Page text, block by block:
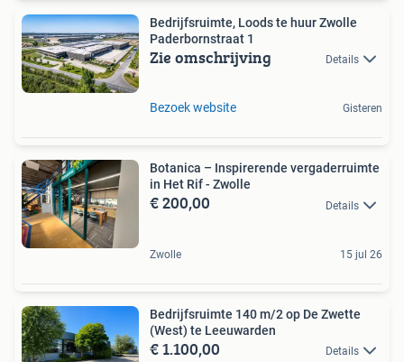
Bedrijfsruimte, Loods te huur Zwolle
Paderbornstraat 1
Zie omschrijving Details
Bezoek website Gisteren
Botanica – Inspirerende vergaderruimte
in Het Rif - Zwolle
€ 200,00 Details
Zwolle 15 jul 26
Bedrijfsruimte 140 m/2 op De Zwette
(West) te Leeuwarden
€ 1.100,00 Details